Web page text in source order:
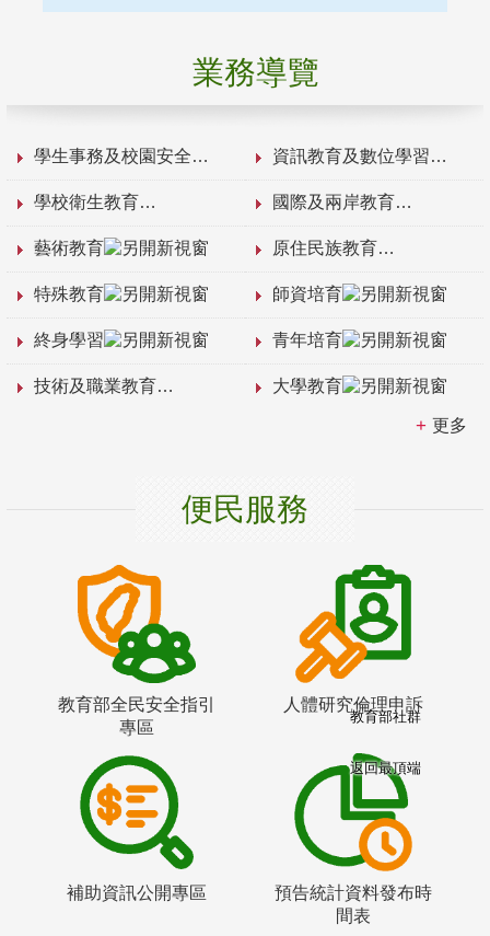
業務導覽
學生事務及校園安全 資訊教育及數位學習
學校衛生教育 國際及兩岸教育
藝術教育 原住民族教育
特殊教育 師資培育
終身學習 青年培育
技術及職業教育 大學教育
更多
便民服務
教育部全民安全指引
專區
人體研究倫理申訴
補助資訊公開專區
預告統計資料發布時
間表
教育部社群
返回最頂端